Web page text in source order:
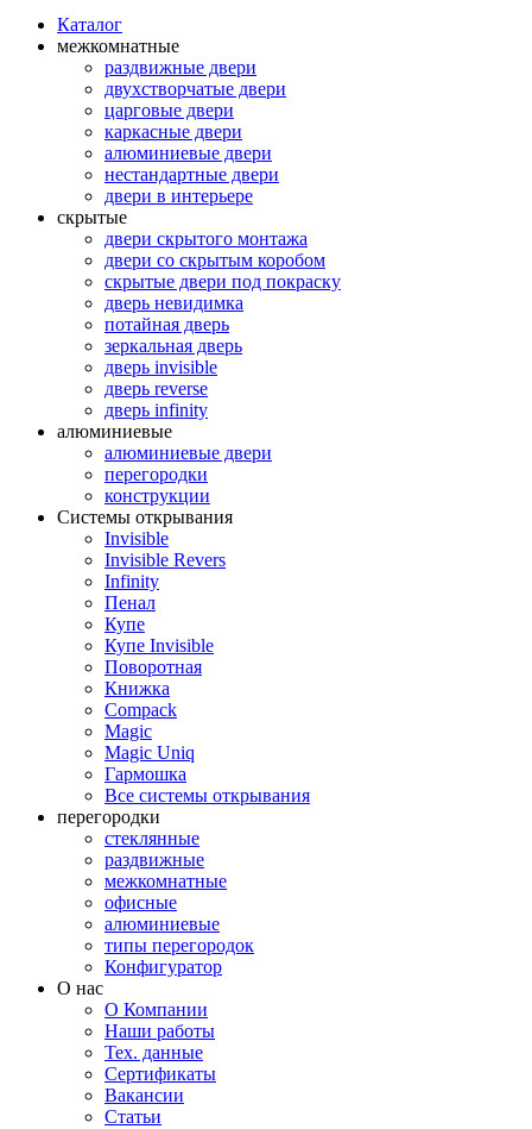
Каталог
межкомнатные
раздвижные двери
двухстворчатые двери
царговые двери
каркасные двери
алюминиевые двери
нестандартные двери
двери в интерьере
скрытые
двери скрытого монтажа
двери со скрытым коробом
скрытые двери под покраску
дверь невидимка
потайная дверь
зеркальная дверь
дверь invisible
дверь reverse
дверь infinity
алюминиевые
алюминиевые двери
перегородки
конструкции
Системы открывания
Invisible
Invisible Revers
Infinity
Пенал
Купе
Купе Invisible
Поворотная
Книжка
Compack
Magic
Magic Uniq
Гармошка
Все системы открывания
перегородки
стеклянные
раздвижные
межкомнатные
офисные
алюминиевые
типы перегородок
Конфигуратор
О нас
О Компании
Наши работы
Тех. данные
Сертификаты
Вакансии
Статьи